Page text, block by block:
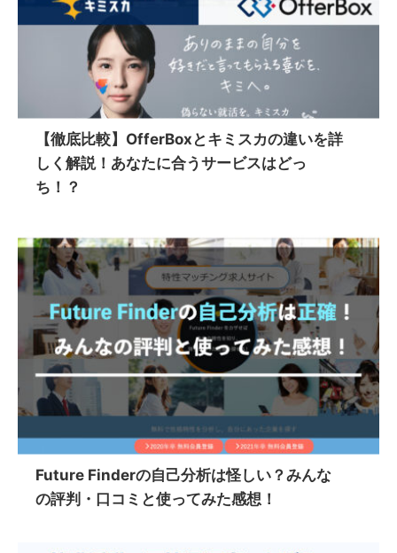
【徹底比較】OfferBoxとキミスカの違いを詳
しく解説！あなたに合うサービスはどっ
ち！？
Future Finderの自己分析は怪しい？みんな
の評判・口コミと使ってみた感想！